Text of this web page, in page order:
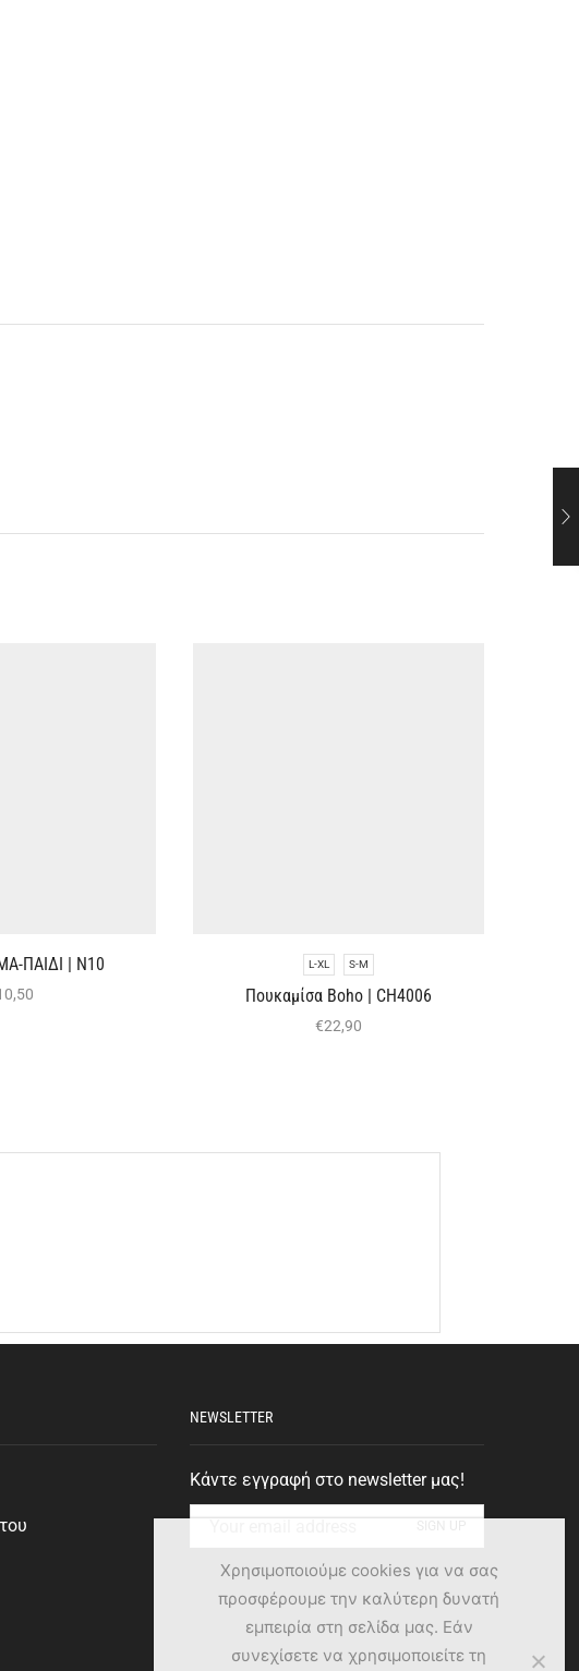
ΠΑΙΔΙ | Ν10 L-XL S-M
Πουκαμίσα Boho | CH4006
€22,90
NEWSLETTER
Κάντε εγγραφή στο newsletter μας!
Χρησιμοποιούμε cookies για να σας
προσφέρουμε την καλύτερη δυνατή
εμπειρία στη σελίδα μας. Εάν
συνεχίσετε να χρησιμοποιείτε τη